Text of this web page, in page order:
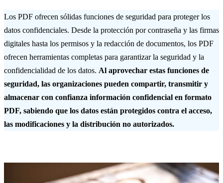
Los PDF ofrecen sólidas funciones de seguridad para proteger los
datos confidenciales. Desde la protección por contraseña y las firmas
digitales hasta los permisos y la redacción de documentos, los PDF
ofrecen herramientas completas para garantizar la seguridad y la
confidencialidad de los datos. Al aprovechar estas funciones de
seguridad, las organizaciones pueden compartir, transmitir y
almacenar con confianza información confidencial en formato
PDF, sabiendo que los datos están protegidos contra el acceso,
las modificaciones y la distribución no autorizados.